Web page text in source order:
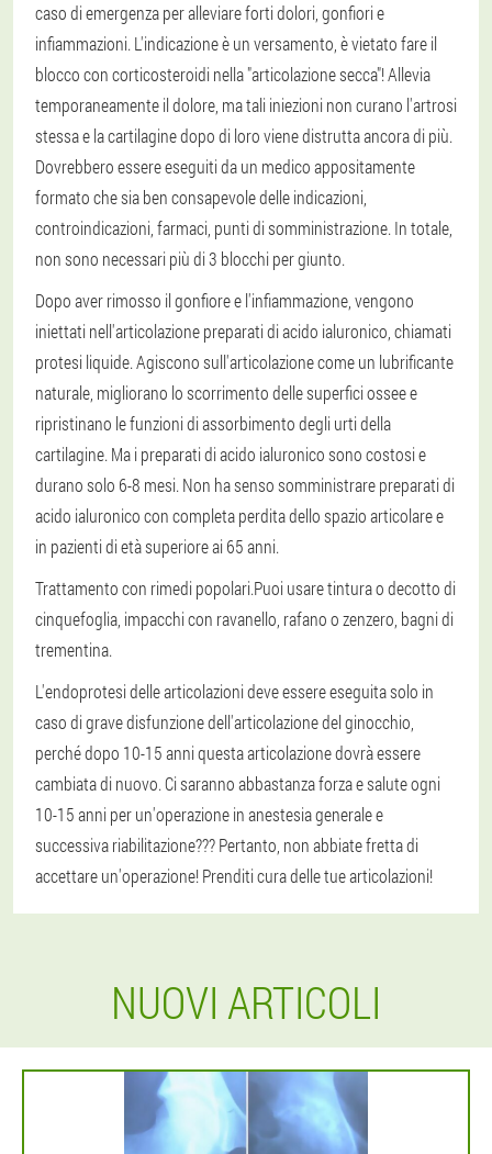
caso di emergenza per alleviare forti dolori, gonfiori e
infiammazioni. L'indicazione è un versamento, è vietato fare il
blocco con corticosteroidi nella "articolazione secca"! Allevia
temporaneamente il dolore, ma tali iniezioni non curano l'artrosi
stessa e la cartilagine dopo di loro viene distrutta ancora di più.
Dovrebbero essere eseguiti da un medico appositamente
formato che sia ben consapevole delle indicazioni,
controindicazioni, farmaci, punti di somministrazione. In totale,
non sono necessari più di 3 blocchi per giunto.
Dopo aver rimosso il gonfiore e l'infiammazione, vengono
iniettati nell'articolazione preparati di acido ialuronico, chiamati
protesi liquide. Agiscono sull'articolazione come un lubrificante
naturale, migliorano lo scorrimento delle superfici ossee e
ripristinano le funzioni di assorbimento degli urti della
cartilagine. Ma i preparati di acido ialuronico sono costosi e
durano solo 6-8 mesi. Non ha senso somministrare preparati di
acido ialuronico con completa perdita dello spazio articolare e
in pazienti di età superiore ai 65 anni.
Trattamento con rimedi popolari.Puoi usare tintura o decotto di
cinquefoglia, impacchi con ravanello, rafano o zenzero, bagni di
trementina.
L'endoprotesi delle articolazioni deve essere eseguita solo in
caso di grave disfunzione dell'articolazione del ginocchio,
perché dopo 10-15 anni questa articolazione dovrà essere
cambiata di nuovo. Ci saranno abbastanza forza e salute ogni
10-15 anni per un'operazione in anestesia generale e
successiva riabilitazione??? Pertanto, non abbiate fretta di
accettare un'operazione! Prenditi cura delle tue articolazioni!
NUOVI ARTICOLI